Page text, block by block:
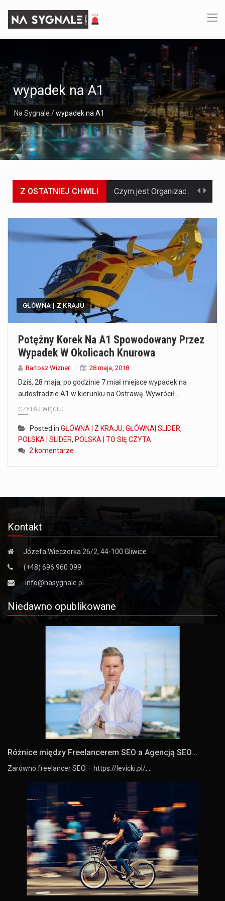
Na Sygnale /wypadek na A1
wypadek na A1
Z OSTATNIEJ CHWILI Czym jest Organizacja Traktatu Północnoatlantyckiego? Organizacja Traktatu Północnoatlantyckiego, powszechnie znana jako NATO, to międzynarodowy sojusz polityczno-wojskowy, który powstał 4 kwietnia 1949 roku. Został założony przez…
Co to jest prognoza pogody na 14 dni? Prognoza pogody na 14 dni to niezwykle cenne narzędzie, które dostarcza szczegółowych informacji o długoterminowych warunkach atmosferycznych…
Co to jest serwis Aktualności Polska dzisiaj? Serwis Aktualności Polska dzisiaj to żywy i nowoczesny portal, który dostarcza najświeższe wieści z kraju i zagranicy. Obejmuje…
Co to jest cyberbezpieczeństwo w sieci? Cyberbezpieczeństwo w Internecie stanowi istotny element ochrony systemów informacyjnych. Jego zasadniczym celem jest zabezpieczenie przed różnorodnymi cyberzagrożeniami oraz ryzykiem,…
GŁÓWNA | Z KRAJU
Potężny Korek Na A1 Spowodowany Przez
Wypadek W Okolicach Knurowa
Bartosz Wizner 28 maja, 2018
Dziś, 28 maja, po godzinie 7 miał miejsce wypadek na
autostradzie A1 w kierunku na Ostrawę. Wywrócił…
CZYTAJ WIĘCEJ...
Posted in GŁÓWNA | Z KRAJU, GŁÓWNA| SLIDER,
POLSKA | SLIDER, POLSKA | TO SIĘ CZYTA
2 komentarze
Kontakt
Józefa Wieczorka 26/2, 44-100 Gliwice
(+48) 696 960 099
info@nasygnale.pl
Niedawno opublikowane
Różnice między Freelancerem SEO a Agencją SEO...
Zarówno freelancer SEO – https://levicki.pl/,…